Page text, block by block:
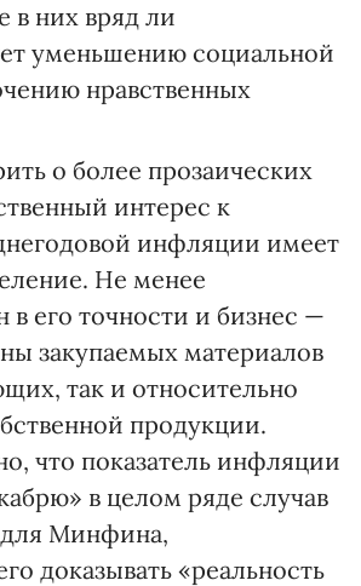
в них вряд ли
уменьшению социальной
нравственных
о более прозаических
интерес к
инфляции имеет
Не менее
в его точности и бизнес —
закупаемых материалов
так и относительно
продукции.
что показатель инфляции
в целом ряде случав
для Минфина,
доказывать «реальность